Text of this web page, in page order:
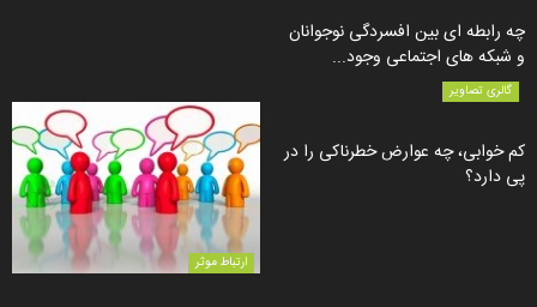
چه رابطه ای بین افسردگی نوجوانان
و شبکه های اجتماعی وجود...
ارتباط موثر
گالری تصاویر
کم خوابی، چه عوارض خطرناکی را در
پی دارد؟